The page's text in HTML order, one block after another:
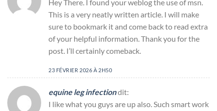
Hey There. I found your weblog the use of msn.
This is a very neatly written article. I will make
sure to bookmark it and come back to read extra
of your helpful information. Thank you for the
post. I’ll certainly comeback.
23 FÉVRIER 2026 À 2H50
equine leg infectiondit:
I like what you guys are up also. Such smart work